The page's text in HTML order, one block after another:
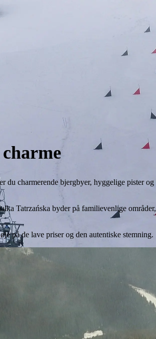
du charmerende bjergbyer, hyggelige pister og
Tatrzańska byder på familievenlige områder,
på de lave priser og den autentiske stemning.